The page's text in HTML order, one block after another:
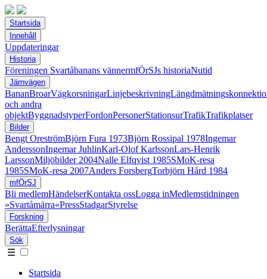
Startsida
Innehåll
Uppdateringar
Historia
Föreningen Svartåbanans vännermfÖrSJs historiaNutid
Järnvägen
BananBroarVägkorsningarLinjebeskrivning
och andra
objektByggnadstyperFordonPersonerStationsurTrafikTrafikplatser
Bilder
Bengt OreströmBjörn Fura 1973Björn Rossipal 1978Ingemar
AnderssonIngemar JuhlinKarl-Olof KarlssonLars-Henrik
LarssonMiljöbilder 2004Nalle Elfqvist 1985SMoK-resa
1985SMoK-resa 2007Anders ForsbergTorbjörn Hård 1984
mfÖrSJ
Bli medlemHändelserKontakta ossLogga inMedlemstidningen
»Svartåmärra«PressStadgarStyrelse
Forskning
BerättaEfterlysningar
Sök
☰
Startsida